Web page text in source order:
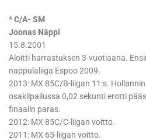
* C/A- SM
Joonas Näppi
15.8.2001
Aloitti harrastuksen 3-vuotiaana.
nappulaliiga Espoo 2009.
2013: MX 85C/B-liigan 11:s.
osakilpailussa 0,02 sekunti erotti
finaalin paras.
2012: MX 85C/C-liigan voitto.
2011: MX 65-liigan voitto.